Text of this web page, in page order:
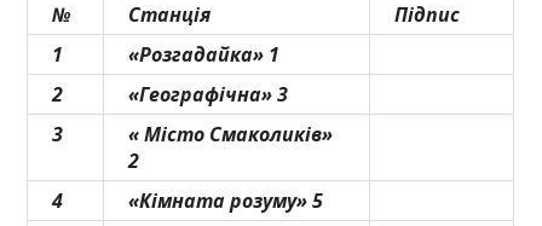
№
Станція
Підпис
1
«Розгадайка» 1
2
«Географічна» 3
3
« Місто Смаколиків»
2
4
«Кімната розуму» 5